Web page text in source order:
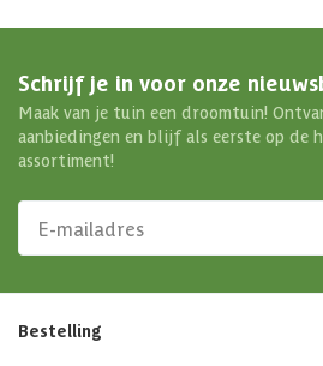
Schrijf je in voor onze
Maak van je tuin een droomtuin!
aanbiedingen en blijf als eerste op de
assortiment!
Bestelling